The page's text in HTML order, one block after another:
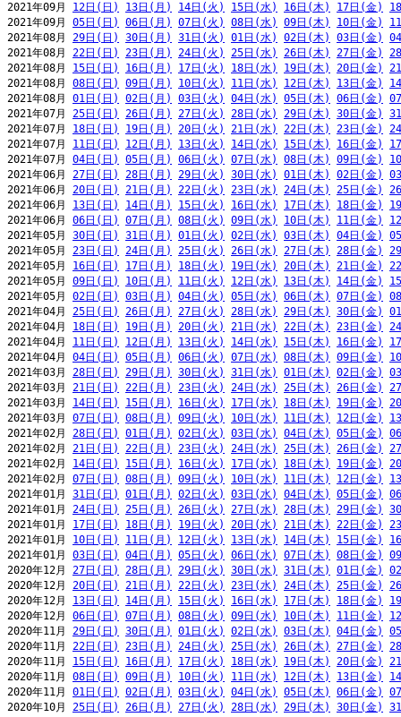
2021年09月 12日(日) 13日(月) 14日(火) 15日(水) 16日(木) 17日(金)
2021年09月 05日(日) 06日(月) 07日(火) 08日(水) 09日(木) 10日(金)
2021年08月 29日(日) 30日(月) 31日(火) 01日(水) 02日(木) 03日(金)
2021年08月 22日(日) 23日(月) 24日(火) 25日(水) 26日(木) 27日(金)
2021年08月 15日(日) 16日(月) 17日(火) 18日(水) 19日(木) 20日(金)
2021年08月 08日(日) 09日(月) 10日(火) 11日(水) 12日(木) 13日(金)
2021年08月 01日(日) 02日(月) 03日(火) 04日(水) 05日(木) 06日(金)
2021年07月 25日(日) 26日(月) 27日(火) 28日(水) 29日(木) 30日(金)
2021年07月 18日(日) 19日(月) 20日(火) 21日(水) 22日(木) 23日(金)
2021年07月 11日(日) 12日(月) 13日(火) 14日(水) 15日(木) 16日(金)
2021年07月 04日(日) 05日(月) 06日(火) 07日(水) 08日(木) 09日(金)
2021年06月 27日(日) 28日(月) 29日(火) 30日(水) 01日(木) 02日(金)
2021年06月 20日(日) 21日(月) 22日(火) 23日(水) 24日(木) 25日(金)
2021年06月 13日(日) 14日(月) 15日(火) 16日(水) 17日(木) 18日(金)
2021年06月 06日(日) 07日(月) 08日(火) 09日(水) 10日(木) 11日(金)
2021年05月 30日(日) 31日(月) 01日(火) 02日(水) 03日(木) 04日(金)
2021年05月 23日(日) 24日(月) 25日(火) 26日(水) 27日(木) 28日(金)
2021年05月 16日(日) 17日(月) 18日(火) 19日(水) 20日(木) 21日(金)
2021年05月 09日(日) 10日(月) 11日(火) 12日(水) 13日(木) 14日(金)
2021年05月 02日(日) 03日(月) 04日(火) 05日(水) 06日(木) 07日(金)
2021年04月 25日(日) 26日(月) 27日(火) 28日(水) 29日(木) 30日(金)
2021年04月 18日(日) 19日(月) 20日(火) 21日(水) 22日(木) 23日(金)
2021年04月 11日(日) 12日(月) 13日(火) 14日(水) 15日(木) 16日(金)
2021年04月 04日(日) 05日(月) 06日(火) 07日(水) 08日(木) 09日(金)
2021年03月 28日(日) 29日(月) 30日(火) 31日(水) 01日(木) 02日(金)
2021年03月 21日(日) 22日(月) 23日(火) 24日(水) 25日(木) 26日(金)
2021年03月 14日(日) 15日(月) 16日(火) 17日(水) 18日(木) 19日(金)
2021年03月 07日(日) 08日(月) 09日(火) 10日(水) 11日(木) 12日(金)
2021年02月 28日(日) 01日(月) 02日(火) 03日(水) 04日(木) 05日(金)
2021年02月 21日(日) 22日(月) 23日(火) 24日(水) 25日(木) 26日(金)
2021年02月 14日(日) 15日(月) 16日(火) 17日(水) 18日(木) 19日(金)
2021年02月 07日(日) 08日(月) 09日(火) 10日(水) 11日(木) 12日(金)
2021年01月 31日(日) 01日(月) 02日(火) 03日(水) 04日(木) 05日(金)
2021年01月 24日(日) 25日(月) 26日(火) 27日(水) 28日(木) 29日(金)
2021年01月 17日(日) 18日(月) 19日(火) 20日(水) 21日(木) 22日(金)
2021年01月 10日(日) 11日(月) 12日(火) 13日(水) 14日(木) 15日(金)
2021年01月 03日(日) 04日(月) 05日(火) 06日(水) 07日(木) 08日(金)
2020年12月 27日(日) 28日(月) 29日(火) 30日(水) 31日(木) 01日(金)
2020年12月 20日(日) 21日(月) 22日(火) 23日(水) 24日(木) 25日(金)
2020年12月 13日(日) 14日(月) 15日(火) 16日(水) 17日(木) 18日(金)
2020年12月 06日(日) 07日(月) 08日(火) 09日(水) 10日(木) 11日(金)
2020年11月 29日(日) 30日(月) 01日(火) 02日(水) 03日(木) 04日(金)
2020年11月 22日(日) 23日(月) 24日(火) 25日(水) 26日(木) 27日(金)
2020年11月 15日(日) 16日(月) 17日(火) 18日(水) 19日(木) 20日(金)
2020年11月 08日(日) 09日(月) 10日(火) 11日(水) 12日(木) 13日(金)
2020年11月 01日(日) 02日(月) 03日(火) 04日(水) 05日(木) 06日(金)
2020年10月 25日(日) 26日(月) 27日(火) 28日(水) 29日(木) 30日(金)